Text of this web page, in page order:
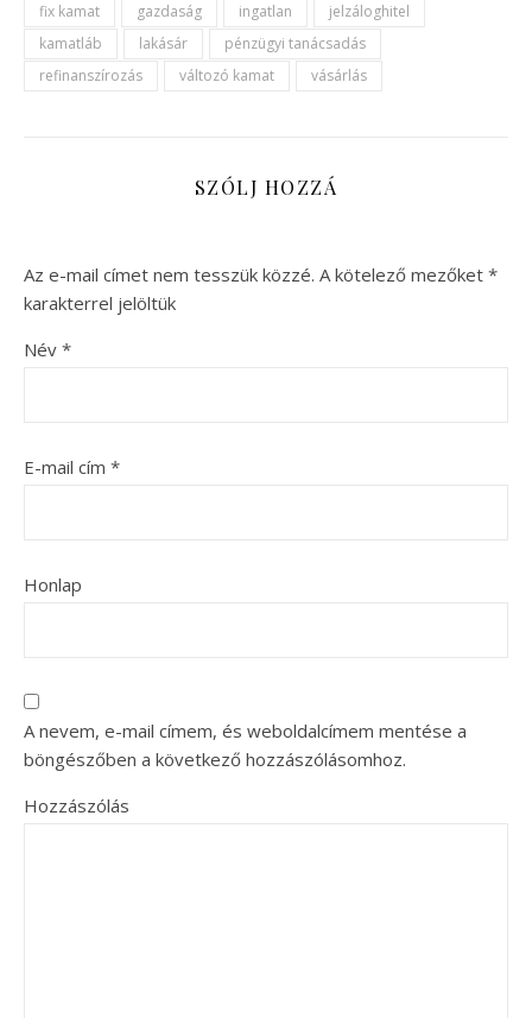
fix kamat gazdaság ingatlan
jelzáloghitel
kamatláb
lakásár
pénzügyi tanácsadás
refinanszírozás
változó kamat vásárlás
SZÓLJ HOZZÁ
Az e-mail címet nem tesszük közzé. A kötelező mezőket *
karakterrel jelöltük
Név *
E-mail cím *
Honlap
A nevem, e-mail címem, és weboldalcímem mentése a
böngészőben a következő hozzászólásomhoz.
Hozzászólás